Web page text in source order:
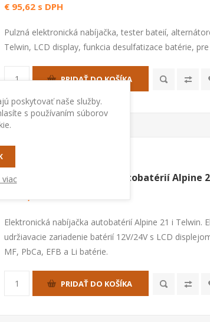
€ 95,62 s DPH
Pulzná elektronická nabíjačka, tester bateií,
Telwin, LCD display, funkcia desulfatizace batérie,
PRIDAŤ DO KOŠÍKA
Elektronická nabíjačka autobatérií Alpine
Elektronická nabíjačka autobatérií Alpine 21 i Telwin.
udržiavacie zariadenie batérií 12V/24V s LCD
MF, PbCa, EFB a Li batérie.
PRIDAŤ DO KOŠÍKA
poskytovať naše služby.
s používaním súborov
viac